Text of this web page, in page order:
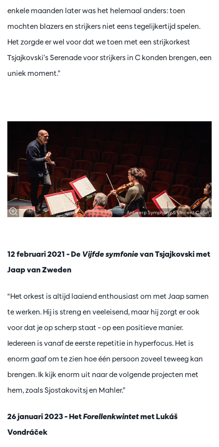
enkele maanden later was het helemaal anders: toen
mochten blazers en strijkers niet eens tegelijkertijd spelen.
Het zorgde er wel voor dat we toen met een strijkorkest
Tsjajkovski’s Serenade voor strijkers in C konden brengen, een
uniek moment.”
Antwerp Symphony & Vincent Callot
12 februari 2021 – De Vijfde symfonievan Tsjajkovski met
Jaap van Zweden
“Het orkest is altijd laaiend enthousiast om met Jaap samen
te werken. Hij is streng en veeleisend, maar hij zorgt er ook
voor dat je op scherp staat – op een positieve manier.
Iedereen is vanaf de eerste repetitie in hyperfocus. Het is
enorm gaaf om te zien hoe één persoon zoveel teweeg kan
brengen. Ik kijk enorm uit naar de volgende projecten met
hem, zoals Sjostakovitsj en Mahler.”
26 januari 2023 – HetForellenkwintetmet Lukáš
Vondráček